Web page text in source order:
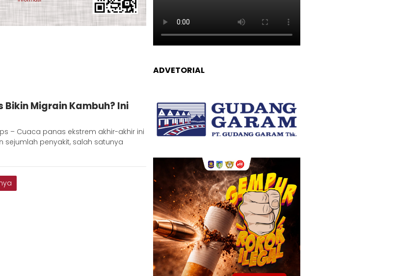
Bikin Migrain Kambuh? Ini
– Cuaca panas ekstrem akhir-akhir ini
sejumlah penyakit, salah satunya
ADVETORIAL